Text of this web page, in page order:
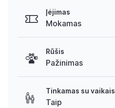
Įėjimas
Mokamas
Rūšis
Pažinimas
Tinkamas su vaikais
Taip